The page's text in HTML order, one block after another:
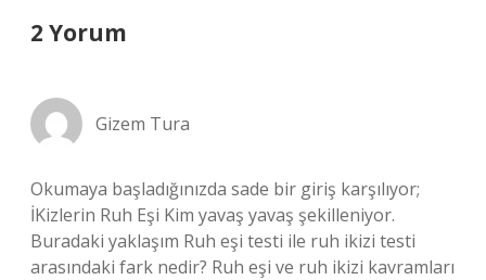
2 Yorum
Gizem Tura
Okumaya başladığınızda sade bir giriş karşılıyor;
İKizlerin Ruh Eşi Kim yavaş yavaş şekilleniyor.
Buradaki yaklaşım Ruh eşi testi ile ruh ikizi testi
arasındaki fark nedir? Ruh eşi ve ruh ikizi kavramları